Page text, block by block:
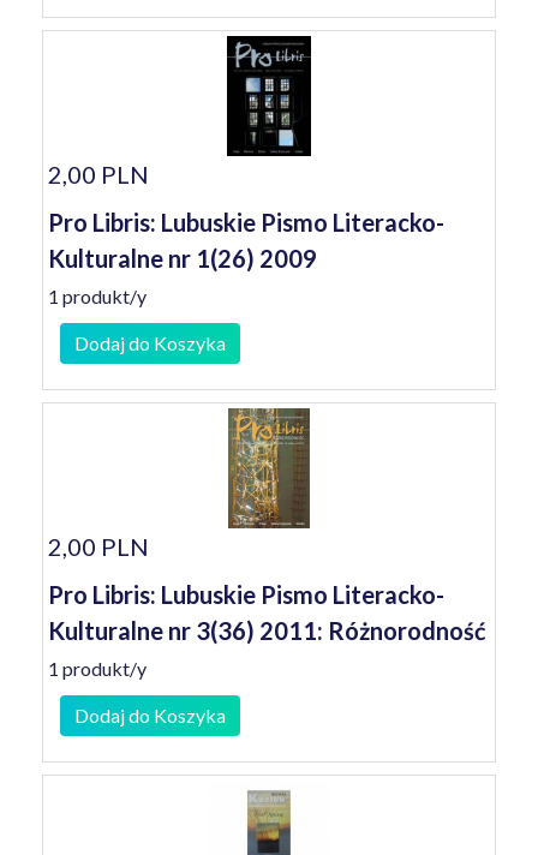
2,00 PLN
Pro Libris: Lubuskie Pismo Literacko-
Kulturalne nr 1(26) 2009
1 produkt/y
Dodaj do Koszyka
2,00 PLN
Pro Libris: Lubuskie Pismo Literacko-
Kulturalne nr 3(36) 2011: Różnorodność
1 produkt/y
Dodaj do Koszyka